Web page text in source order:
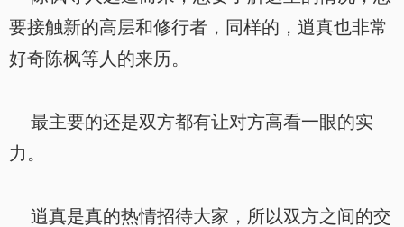
要接触新的高层和修行者，同样的，逍真也非常
好奇陈枫等人的来历。
最主要的还是双方都有让对方高看一眼的实
力。
逍真是真的热情招待大家，所以双方之间的交